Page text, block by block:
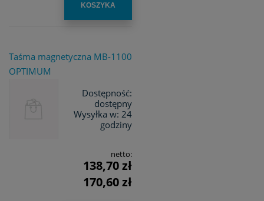
KOSZYKA
Taśma magnetyczna MB-1100
OPTIMUM
Dostępność:
dostępny
Wysyłka w: 24
godziny
netto:
138,70 zł
170,60 zł